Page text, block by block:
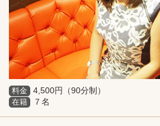
料金 4,500円（90分制）
在籍 ７名